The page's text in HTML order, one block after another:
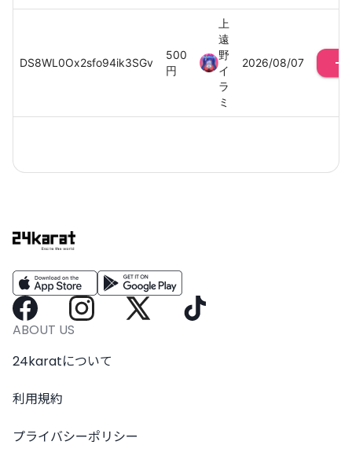
DS8WL0Ox2sfo94ik3SGv
500
円
上
遠
野
イ
ラ
ミ
2026/08/07
ABOUT US
24karatについて
利用規約
プライバシーポリシー